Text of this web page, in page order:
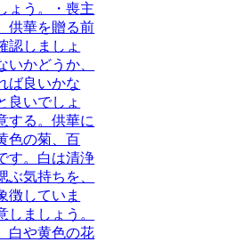
ょう。・喪主
供華を贈る前
認しましょ
いかどうか、
ば良いかな
良いでしょ
する 。供華に
色の菊、百
す。白は清浄
気持ちを、
徴していま
ましょう。
白や黄色の花